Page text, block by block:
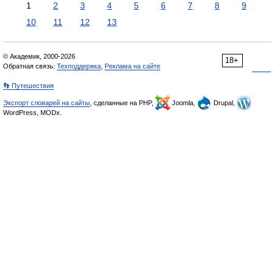
1 2 3 4 5 6 7 8
9
10
11 12 13
18+
© Академик, 2000-2026
Обратная связь: Техподдержка Реклама на сайте
👣 Путешествия
Экспорт словарей на сайты , сделанные на PHP, Joomla,
Drupal,
WordPress, MODx.